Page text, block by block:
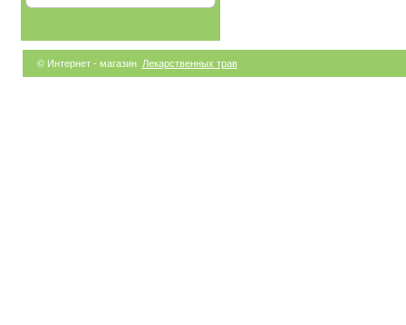
© Интернет - магазин Лекарственных трав